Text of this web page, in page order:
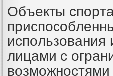
Объекты
лицами с